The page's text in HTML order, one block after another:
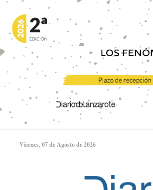
Viernes, 07 de Agosto de 2026